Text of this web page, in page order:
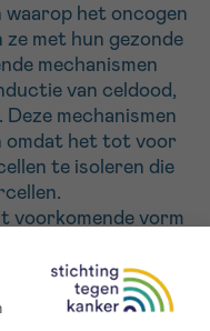
het oncogen
met hun gezonde
mechanismen
van celdood,
mechanismen
omdat het tot voor
te isoleren die
voorkomende vorm
van
die hun vorming
project zullen we